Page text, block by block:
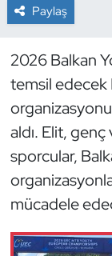
Paylaş
2026 Balkan
temsil edecek
aldı. Elit,
sporcular,
mücadele
Dövüş
E-Spor
Eskrim
Futbol
Futsal